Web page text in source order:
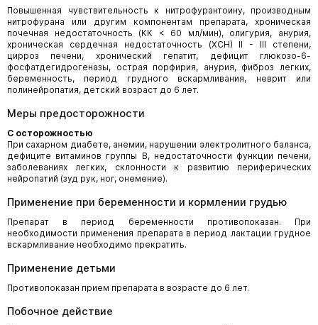
Повышенная чувствительность к нитрофурантоину, производным
нитрофурана или другим компонентам препарата, хроническая
почечная недостаточность (КК < 60 мл/мин), олигурия, анурия,
хроническая сердечная недостаточность (ХСН) II - III степени,
цирроз печени, хронический гепатит, дефицит глюкозо-6-
фосфатдегидрогеназы, острая порфирия, анурия, фиброз легких,
беременность, период грудного вскармливания, неврит или
полинейропатия, детский возраст до 6 лет.
Меры предосторожности
С осторожностью
При сахарном диабете, анемии, нарушении электролитного баланса,
дефиците витаминов группы В, недостаточности функции печени,
заболеваниях легких, склонности к развитию периферических
нейропатий (зуд рук, ног, онемение).
Применение при беременности и кормлении грудью
Препарат в период беременности противопоказан. При
необходимости применения препарата в период лактации грудное
вскармливание необходимо прекратить.
Применение детьми
Противопоказан прием препарата в возрасте до 6 лет.
Побочное действие